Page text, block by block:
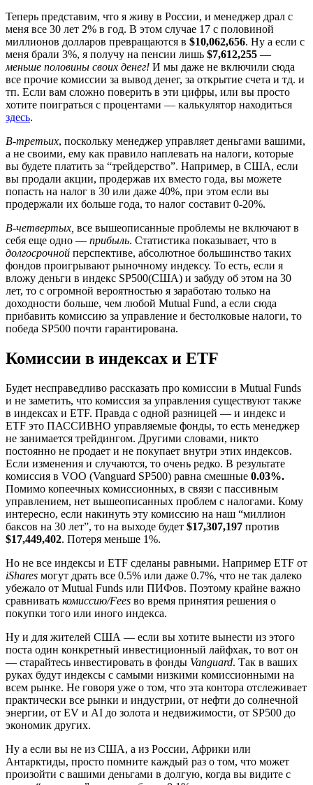
Теперь представим, что я живу в России, и менеджер драл с
меня все 30 лет 2% в год. В этом случае 17 с половиной
миллионов долларов превращаются в $10,062,656. Ну а если с
меня брали 3%, я получу на пенсии лишь $7,612,255 —
меньше половины своих денег! И мы даже не включили сюда
все прочие комиссии за вывод денег, за открытие счета и тд. и
тп. Если вам сложно поверить в эти цифры, или вы просто
хотите поиграться с процентами — калькулятор находиться
здесь.
В-третьих, поскольку менеджер управляет деньгами вашими,
а не своими, ему как правило наплевать на налоги, которые
вы будете платить за “трейдерство”. Например, в США, если
вы продали акции, продержав их вместо года, вы можете
попасть на налог в 30 или даже 40%, при этом если вы
продержали их больше года, то налог составит 0-20%.
В-четвертых, все вышеописанные проблемы не включают в
себя еще одно — прибыль. Статистика показывает, что в
долгосрочной перспективе, абсолютное большинство таких
фондов проигрывают рыночному индексу. То есть, если я
вложу деньги в индекс SP500(США) и забуду об этом на 30
лет, то с огромной вероятностью я заработаю только на
доходности больше, чем любой Mutual Fund, а если сюда
прибавить комиссию за управление и бестолковые налоги, то
победа SP500 почти гарантирована.
Комиссии в индексах и ETF
Будет несправедливо рассказать про комиссии в Mutual Funds
и не заметить, что комиссия за управления существуют также
в индексах и ETF. Правда с одной разницей — и индекс и
ETF это ПАССИВНО управляемые фонды, то есть менеджер
не занимается трейдингом. Другими словами, никто
постоянно не продает и не покупает внутри этих индексов.
Если изменения и случаются, то очень редко. В результате
комиссия в VOO (Vanguard SP500) равна смешные 0.03%.
Помимо копеечных комиссионных, в связи с пассивным
управлением, нет вышеописанных проблем с налогами. Кому
интересно, если накинуть эту комиссию на наш “миллион
баксов на 30 лет”, то на выходе будет $17,307,197 против
$17,449,402. Потеря меньше 1%.
Но не все индексы и ETF сделаны равными. Например ETF от
iShares могут драть все 0.5% или даже 0.7%, что не так далеко
убежало от Mutual Funds или ПИФов. Поэтому крайне важно
сравнивать комиссию/Fees во время принятия решения о
покупки того или иного индекса.
Ну и для жителей США — если вы хотите вынести из этого
поста один конкретный инвестиционный лайфхак, то вот он
— старайтесь инвестировать в фонды Vanguard. Так в ваших
руках будут индексы с самыми низкими комиссионными на
всем рынке. Не говоря уже о том, что эта контора отслеживает
практически все рынки и индустрии, от нефти до солнечной
энергии, от EV и AI до золота и недвижимости, от SP500 до
экономик других.
Ну а если вы не из США, а из России, Африки или
Антарктиды, просто помните каждый раз о том, что может
произойти с вашими деньгами в долгую, когда вы видите с